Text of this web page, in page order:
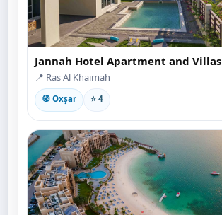
Jannah Hotel Apartment and Villas
📍 Ras Al Khaimah
🧭 Oxşar ⭐ 4